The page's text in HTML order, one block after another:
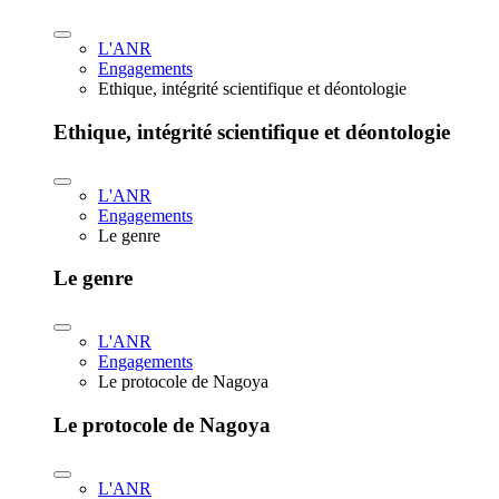
L'ANR
Engagements
Ethique, intégrité scientifique et déontologie
Ethique, intégrité scientifique et déontologie
L'ANR
Engagements
Le genre
Le genre
L'ANR
Engagements
Le protocole de Nagoya
Le protocole de Nagoya
L'ANR